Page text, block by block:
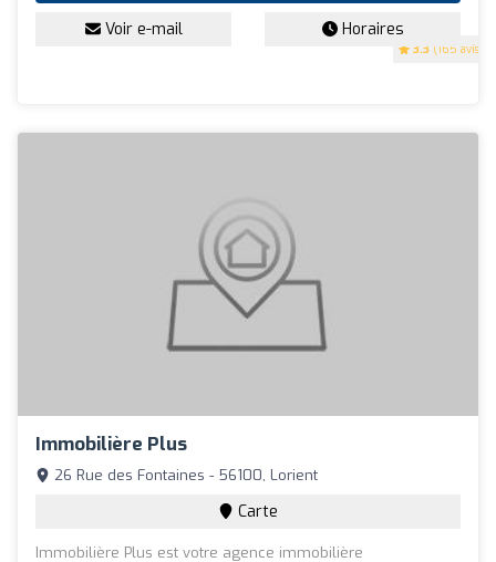
3.3 (165 avis)
Voir e-mail Horaires
Immobilière Plus
26 Rue des Fontaines - 56100, Lorient
Carte
Immobilière Plus est votre agence immobilière